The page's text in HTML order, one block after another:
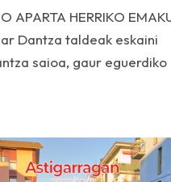
APARTA HERRIKO
Dantza taldeak eskaini
saioa, gaur eguerdiko